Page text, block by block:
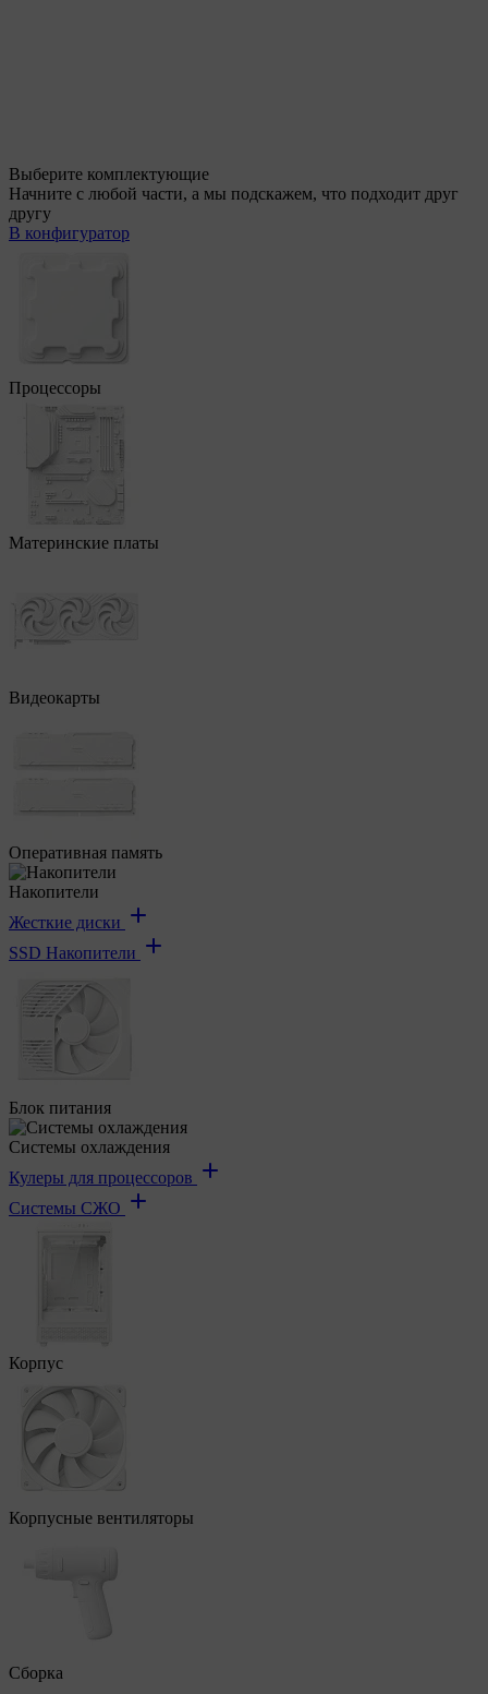
Выберите комплектующие
Начните с любой части, а мы подскажем, что подходит друг
другу
В конфигуратор
Процессоры
Материнские платы
Видеокарты
Оперативная память
Накопители
Жесткие диски
SSD Накопители
Блок питания
Системы охлаждения
Кулеры для процессоров
Системы СЖО
Корпус
Корпусные вентиляторы
Сборка